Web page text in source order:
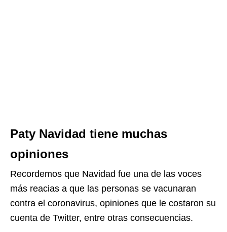
Paty Navidad tiene muchas
opiniones
Recordemos que Navidad fue una de las voces
más reacias a que las personas se vacunaran
contra el coronavirus, opiniones que le costaron su
cuenta de Twitter, entre otras consecuencias.